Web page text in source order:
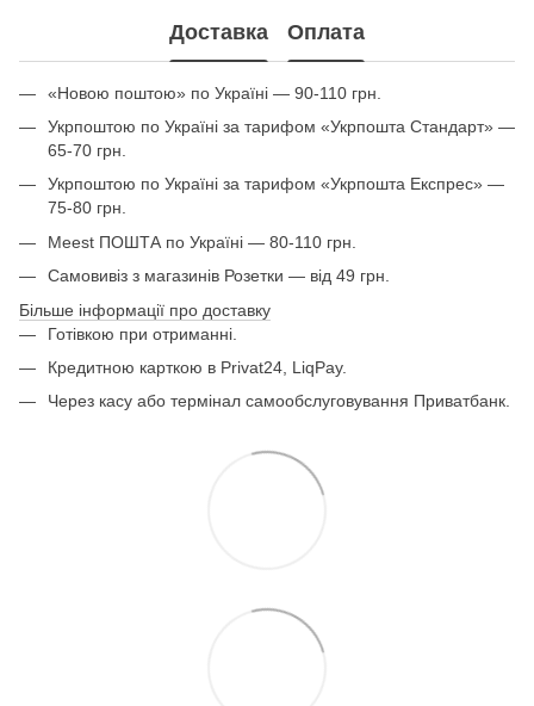
Доставка Оплата
«Новою поштою» по Україні — 90-110 грн.
Укрпоштою по Україні за тарифом «Укрпошта Стандарт» —
65-70 грн.
Укрпоштою по Україні за тарифом «Укрпошта Експрес» —
75-80 грн.
Meest ПОШТА по Україні — 80-110 грн.
Самовивіз з магазинів Розетки — від 49 грн.
Більше інформації про доставку
Готівкою при отриманні.
Кредитною карткою в Privat24, LiqPay.
Через касу або термінал самообслуговування Приватбанк.